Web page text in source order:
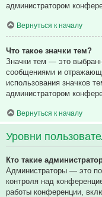
администратором
Вернуться к началу
Что такое значки тем?
Значки тем — это
сообщениями и
использования значков
администратором
Вернуться к началу
Уровни
Кто такие
Администраторы — это
контроля над
работы конференции,